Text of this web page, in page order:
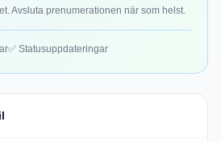
Avsluta prenumerationen när som helst.
✅ Statusuppdateringar